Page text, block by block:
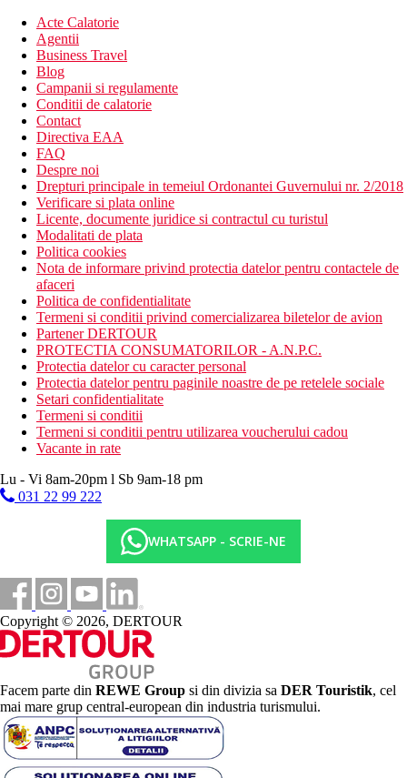
Acte Calatorie
Agentii
Business Travel
Blog
Campanii si regulamente
Conditii de calatorie
Contact
Directiva EAA
FAQ
Despre noi
Drepturi principale in temeiul Ordonantei Guvernului nr. 2/2018
Verificare si plata online
Licente, documente juridice si contractul cu turistul
Modalitati de plata
Politica cookies
Nota de informare privind protectia datelor pentru contactele de
afaceri
Politica de confidentialitate
Termeni si conditii privind comercializarea biletelor de avion
Partener DERTOUR
PROTECTIA CONSUMATORILOR - A.N.P.C.
Protectia datelor cu caracter personal
Protectia datelor pentru paginile noastre de pe retelele sociale
Setari confidentialitate
Termeni si conditii
Termeni si conditii pentru utilizarea voucherului cadou
Vacante in rate
Lu - Vi 8am-20pm l Sb 9am-18 pm
031 22 99 222
WHATSAPP - SCRIE-NE
Copyright © 2026, DERTOUR
Facem parte din REWE Group si din divizia sa DER Touristik, cel
mai mare grup central-european din industria turismului.